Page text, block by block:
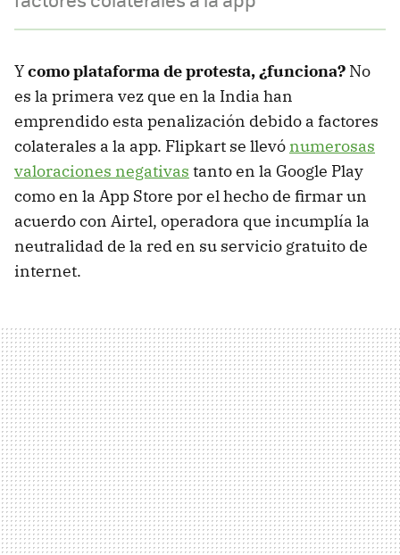
Ycomo plataforma de protesta, ¿funciona? No
es la primera vez que en la India han
emprendido esta penalización debido a factores
colaterales a la app. Flipkart se llevó numerosas
valoraciones negativas tanto en la Google Play
como en la App Store por el hecho de firmar un
acuerdo con Airtel, operadora que incumplía la
neutralidad de la red en su servicio gratuito de
internet.